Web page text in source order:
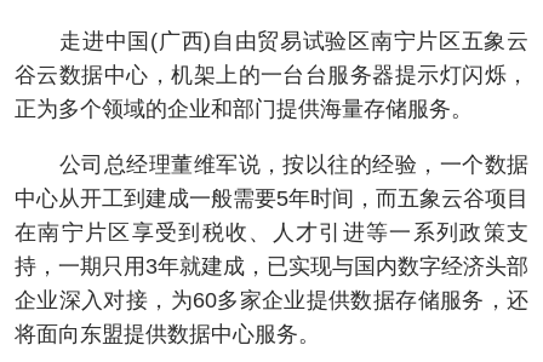
走进中国(广西)自由贸易试验区南宁片区五象云
谷云数据中心，机架上的一台台服务器提示灯闪烁，
正为多个领域的企业和部门提供海量存储服务。
公司总经理董维军说，按以往的经验，一个数据
中心从开工到建成一般需要5年时间，而五象云谷项目
在南宁片区享受到税收、人才引进等一系列政策支
持，一期只用3年就建成，已实现与国内数字经济头部
企业深入对接，为60多家企业提供数据存储服务，还
将面向东盟提供数据中心服务。